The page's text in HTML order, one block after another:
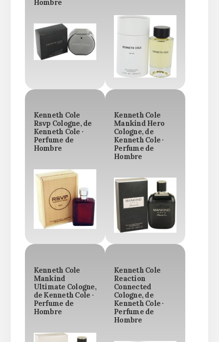
Hombre
Kenneth Cole
Rsvp Cologne, de
Kenneth Cole ·
Perfume de
Hombre
Kenneth Cole
Mankind Hero
Cologne, de
Kenneth Cole ·
Perfume de
Hombre
Kenneth Cole
Mankind
Ultimate Cologne,
de Kenneth Cole ·
Perfume de
Hombre
Kenneth Cole
Reaction
Connected
Cologne, de
Kenneth Cole ·
Perfume de
Hombre